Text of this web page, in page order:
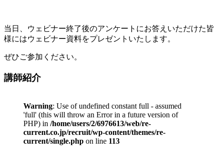
当日、ウェビナー終了後のアンケートにお答えいただけた皆
様にはウェビナー資料をプレゼントいたします。
ぜひご参加ください。
講師紹介
Warning: Use of undefined constant full - assumed
'full' (this will throw an Error in a future version of
PHP) in /home/users/2/6976613/web/re-
current.co.jp/recruit/wp-content/themes/re-
current/single.php on line 113